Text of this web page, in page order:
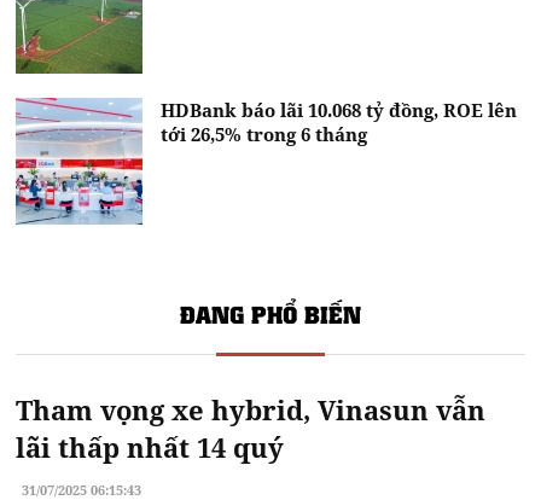
HDBank báo lãi 10.068 tỷ đồng, ROE lên
tới 26,5% trong 6 tháng
ĐANG PHỔ BIẾN
Tham vọng xe hybrid, Vinasun vẫn
lãi thấp nhất 14 quý
31/07/2025 06:15:43